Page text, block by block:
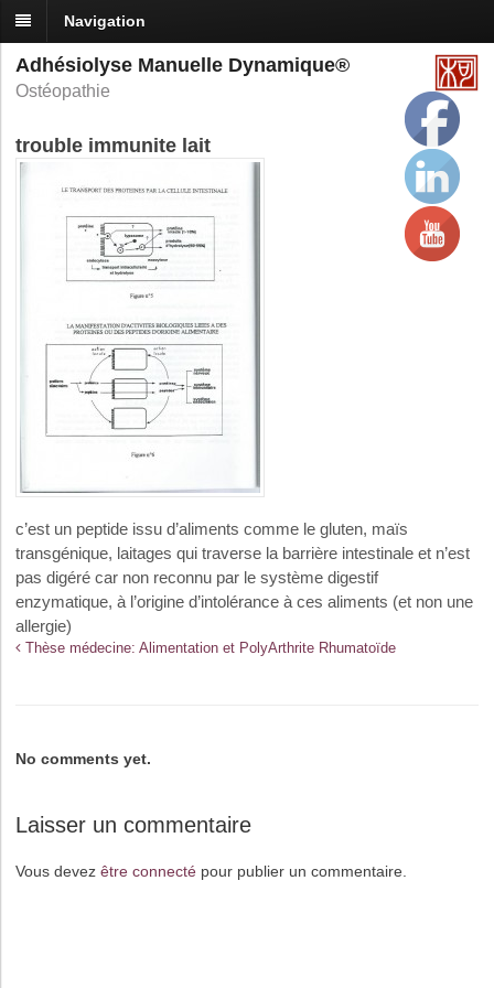
Navigation
Adhésiolyse Manuelle Dynamique®
Ostéopathie
trouble immunite lait
c’est un peptide issu d’aliments comme le gluten, maïs
transgénique, laitages qui traverse la barrière intestinale et n’est
pas digéré car non reconnu par le système digestif
enzymatique, à l’origine d’intolérance à ces aliments (et non une
allergie)
Thèse médecine: Alimentation et PolyArthrite Rhumatoïde
No comments yet.
Laisser un commentaire
Vous devez être connecté pour publier un commentaire.